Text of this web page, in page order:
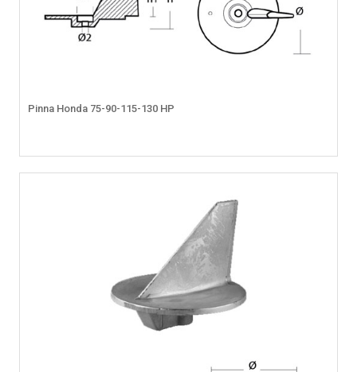
Pinna Honda 75-90-115-130 HP